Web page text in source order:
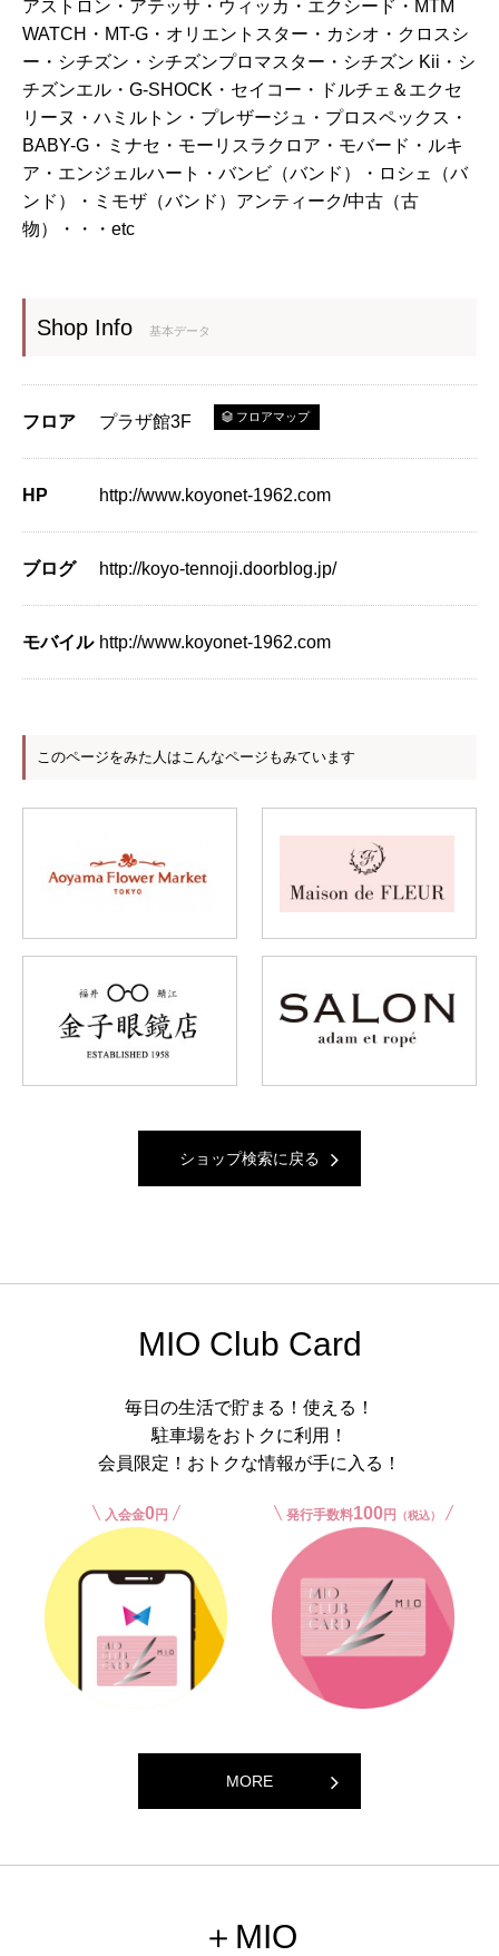
アストロン・アテッサ・ウィッカ・エクシード・MTM
WATCH・MT-G・オリエントスター・カシオ・クロスシ
ー・シチズン・シチズンプロマスター・シチズン Kii・シ
チズンエル・G-SHOCK・セイコー・ドルチェ＆エクセ
リーヌ・ハミルトン・プレザージュ・プロスペックス・
BABY-G・ミナセ・モーリスラクロア・モバード・ルキ
ア・エンジェルハート・バンビ（バンド）・ロシェ（バ
ンド）・ミモザ（バンド）アンティーク/中古（古
物）・・・etc
Shop Info 基本データ
フロア プラザ館3F フロアマップ
HP http://www.koyonet-1962.com
ブログ http://koyo-tennoji.doorblog.jp/
モバイル http://www.koyonet-1962.com
このページをみた人はこんなページもみています
ショップ検索に戻る
MIO Club Card
毎日の生活で貯まる！使える！
駐車場をおトクに利用！
会員限定！おトクな情報が手に入る！
入会金0円 発行手数料100円 （税込）
MORE
＋MIO